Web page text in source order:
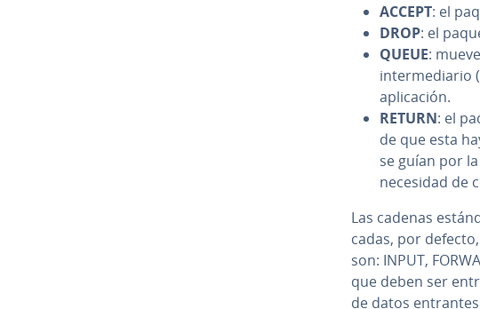
ACCEPT: el
DROP: el
QUEUE:
in­te­r­me­dia­rio
apli­ca­ción.
RETURN: el
de que esta
se guían por
necesidad de
Las cadenas
ca­das, por
son: INPUT,
que deben ser
de datos